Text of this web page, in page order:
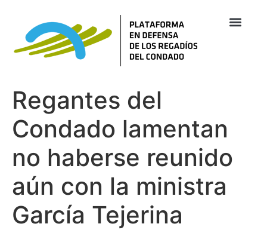
Regantes del
Condado lamentan
no haberse reunido
aún con la ministra
García Tejerina